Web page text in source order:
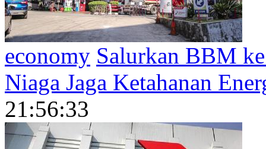
economy Salurkan BBM
Niaga Jaga Ketahanan
21:56:33